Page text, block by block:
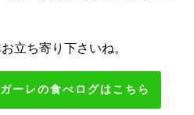
立ち寄り下さいね。
ーレの食べログはこちら